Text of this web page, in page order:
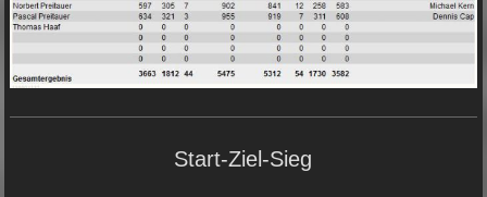
Start-Ziel-Sieg